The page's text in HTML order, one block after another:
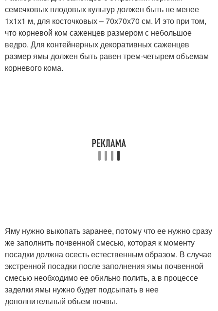
семечковых плодовых культур должен быть не менее
1х1х1 м, для косточковых – 70х70х70 см. И это при том,
что корневой ком саженцев размером с небольшое
ведро. Для контейнерных декоративных саженцев
размер ямы должен быть равен трем-четырем объемам
корневого кома.
Яму нужно выкопать заранее, потому что ее нужно сразу
же заполнить почвенной смесью, которая к моменту
посадки должна осесть естественным образом. В случае
экстренной посадки после заполнения ямы почвенной
смесью необходимо ее обильно полить, а в процессе
заделки ямы нужно будет подсыпать в нее
дополнительный объем почвы.